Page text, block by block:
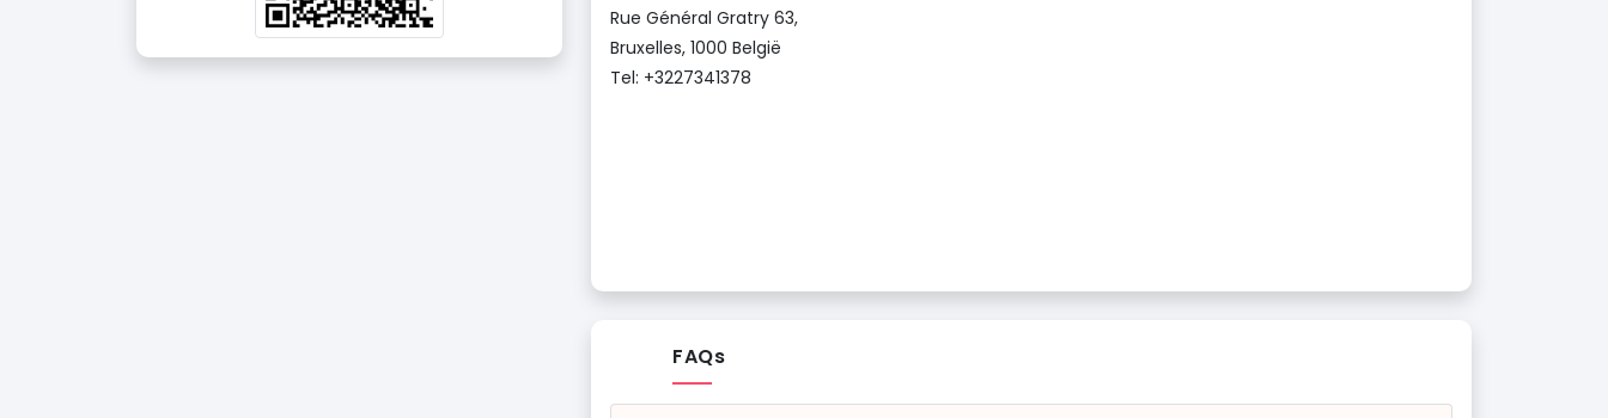
Rue Général Gratry 63,
Bruxelles, 1000 België
Tel: +3227341378
FAQs